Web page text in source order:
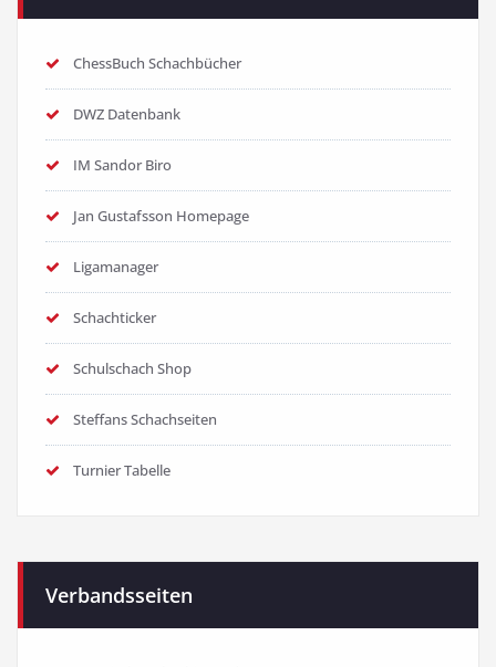
ChessBuch Schachbücher
DWZ Datenbank
IM Sandor Biro
Jan Gustafsson Homepage
Ligamanager
Schachticker
Schulschach Shop
Steffans Schachseiten
Turnier Tabelle
Verbandsseiten